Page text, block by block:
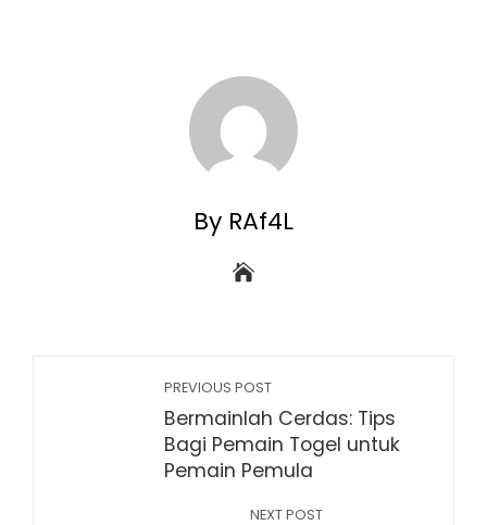
By RAf4L
PREVIOUS POST
Bermainlah Cerdas: Tips
Bagi Pemain Togel untuk
Pemain Pemula
NEXT POST